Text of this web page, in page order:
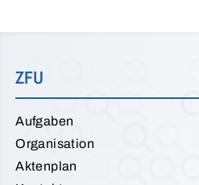
ZFU
Aufgaben
Organisation
Aktenplan